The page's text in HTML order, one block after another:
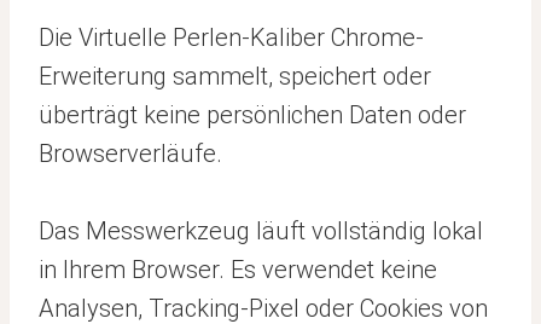
Die Virtuelle Perlen-Kaliber Chrome-
Erweiterung sammelt, speichert oder
überträgt keine persönlichen Daten oder
Browserverläufe.
Das Messwerkzeug läuft vollständig lokal
in Ihrem Browser. Es verwendet keine
Analysen, Tracking-Pixel oder Cookies von